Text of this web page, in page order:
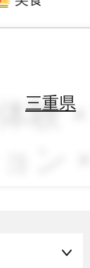
三重県
験
ン